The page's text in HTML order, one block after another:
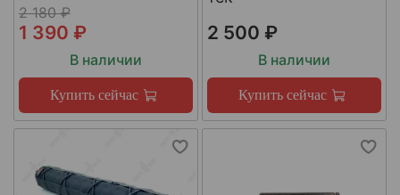
2 180 ₽
1 390 ₽
В наличии
Купить сейчас
2 500 ₽
В наличии
Купить сейчас